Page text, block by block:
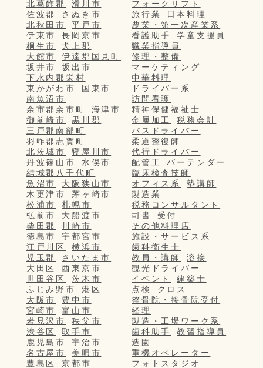
北葛飾郡
滑川市
佐波郡
さぬき市
北秋田市
平戸市
伊東市
長岡京市
桐生市
犬上郡
大館市
伊達郡国見町
坂井市
坂出市
下水内郡栄村
東かがわ市
国東市
南魚沼市
余市郡余市町
海津市
御前崎市
黒川郡
三戸郡南部町
羽咋郡志賀町
北茨城市
寝屋川市
丹波篠山市
水俣市
結城郡八千代町
魚沼市
大阪狭山市
木更津市
茅ヶ崎市
松浦市
札幌市
弘前市
大船渡市
柴田郡
川崎市
徳島市
宇都宮市
江戸川区
横浜市
児玉郡
さいたま市
大田区
西東京市
世田谷区
茨木市
ふじみ野市
港区
大阪市
豊中市
宮崎市
富山市
岩見沢市
秩父市
渋谷区
取手市
鹿児島市
宇治市
名古屋市
美唄市
豊島区
京都市
フォークリフト
旅行業
日本料理
農業・第一次産業系
看護助手
学童支援員
職業指導員
修理・整備
マーケティング
中華料理
ドライバー系
訪問看護
精神保健福祉士
金属加工
税務会計
バスドライバー
柔道整復師
代行ドライバー
配管工
バーテンダー
臨床検査技師
オフィス系
塾講師
製造業
税務コンサルタント
司書
受付
その他料理店
施設・サービス系
歯科衛生士
教員・講師
溶接
観光ドライバー
イベント
建築士
点検
クロス
整骨院・接骨院受付
経理
製造・工場ワーク系
歯科助手
教習指導員
造園
重機オペレーター
フォトスタジオ